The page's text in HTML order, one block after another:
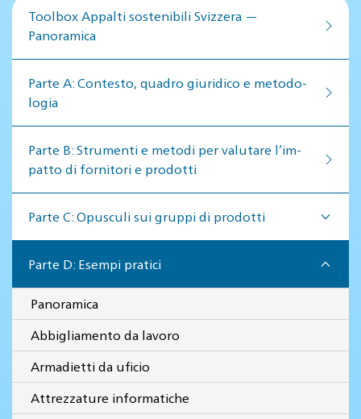
Toolbox Appalti sostenibili Svizzera —
Panoramica
Par­te A: Con­te­sto, qua­dro giu­ri­di­co e me­to­do­
lo­gia
Par­te B: Stru­men­ti e me­to­di per va­lu­ta­re l’im­
pat­to di for­ni­to­ri e pro­dot­ti
Parte C: Opusculi sui gruppi di prodotti
Parte D: Esempi pratici
Panoramica
Abbigliamento da lavoro
Armadietti da uficio
Attrezzature informatiche